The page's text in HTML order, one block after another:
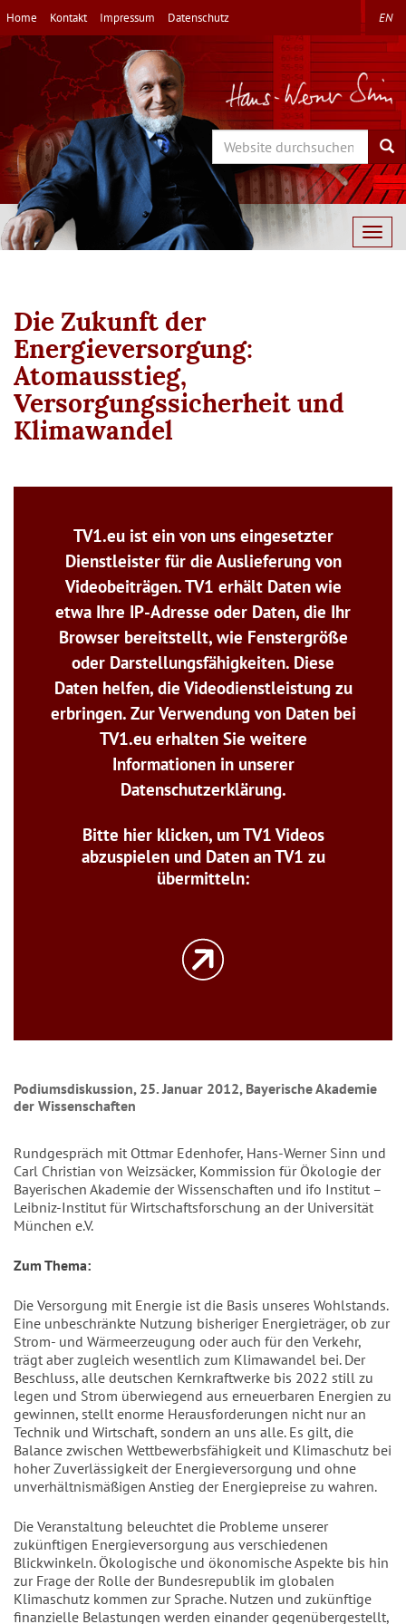
Direkt
zum
Inhalt
Home Kontakt Impressum Datenschutz EN
Search
Die Zukunft der
Energieversorgung:
Atomausstieg,
Versorgungssicherheit und
Klimawandel
TV1.eu ist ein von uns eingesetzter
Dienstleister für die Auslieferung von
Videobeiträgen. TV1 erhält Daten wie
etwa Ihre IP-Adresse oder Daten, die Ihr
Browser bereitstellt, wie Fenstergröße
oder Darstellungsfähigkeiten. Diese
Daten helfen, die Videodienstleistung zu
erbringen. Zur Verwendung von Daten bei
TV1.eu erhalten Sie weitere
Informationen in unserer
Datenschutzerklärung.
Bitte hier klicken, um TV1 Videos
abzuspielen und Daten an TV1 zu
übermitteln:
Podiumsdiskussion, 25. Januar 2012, Bayerische Akademie
der Wissenschaften
Rundgespräch mit Ottmar Edenhofer, Hans-Werner Sinn und
Carl Christian von Weizsäcker, Kommission für Ökologie der
Bayerischen Akademie der Wissenschaften und ifo Institut –
Leibniz-Institut für Wirtschaftsforschung an der Universität
München e.V.
Zum Thema:
Die Versorgung mit Energie ist die Basis unseres Wohlstands.
Eine unbeschränkte Nutzung bisheriger Energieträger, ob zur
Strom- und Wärmeerzeugung oder auch für den Verkehr,
trägt aber zugleich wesentlich zum Klimawandel bei. Der
Beschluss, alle deutschen Kernkraftwerke bis 2022 still zu
legen und Strom überwiegend aus erneuerbaren Energien zu
gewinnen, stellt enorme Herausforderungen nicht nur an
Technik und Wirtschaft, sondern an uns alle. Es gilt, die
Balance zwischen Wettbewerbsfähigkeit und Klimaschutz bei
hoher Zuverlässigkeit der Energieversorgung und ohne
unverhältnismäßigen Anstieg der Energiepreise zu wahren.
Die Veranstaltung beleuchtet die Probleme unserer
zukünftigen Energieversorgung aus verschiedenen
Blickwinkeln. Ökologische und ökonomische Aspekte bis hin
zur Frage der Rolle der Bundesrepublik im globalen
Klimaschutz kommen zur Sprache. Nutzen und zukünftige
finanzielle Belastungen werden einander gegenübergestellt,